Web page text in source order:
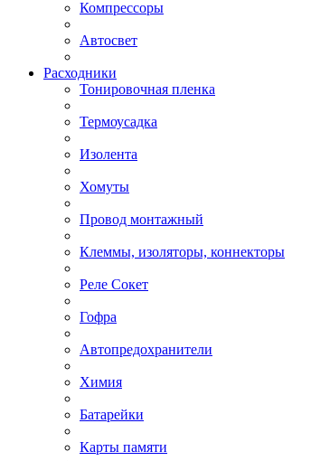
Компрессоры
Автосвет
Расходники
Тонировочная пленка
Термоусадка
Изолента
Хомуты
Провод монтажный
Клеммы, изоляторы, коннекторы
Реле Сокет
Гофра
Автопредохранители
Химия
Батарейки
Карты памяти